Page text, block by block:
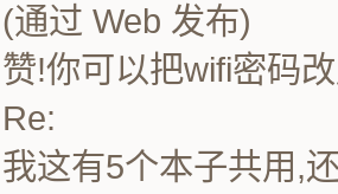
(通过 Web 发布)
赞!你可以把wifi密码
Re:
我这有5个本子共用,